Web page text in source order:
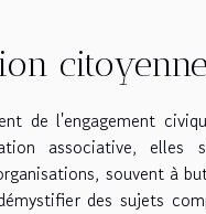
citoyenne
de l'engagement
associative,
souvent à
des sujets